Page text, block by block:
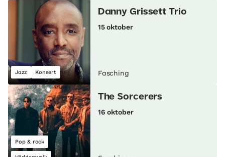
Jazz Konsert
Danny Grissett Trio
15 oktober
Fasching
Pop & rock
The Sorcerers
16 oktober